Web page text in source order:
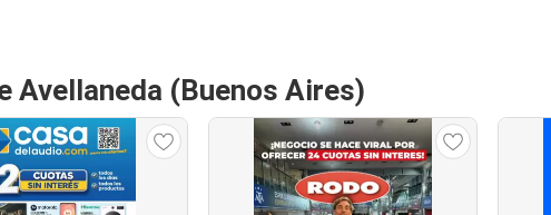
Avellaneda (Buenos Aires)